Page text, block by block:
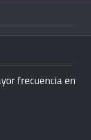
frecuencia en